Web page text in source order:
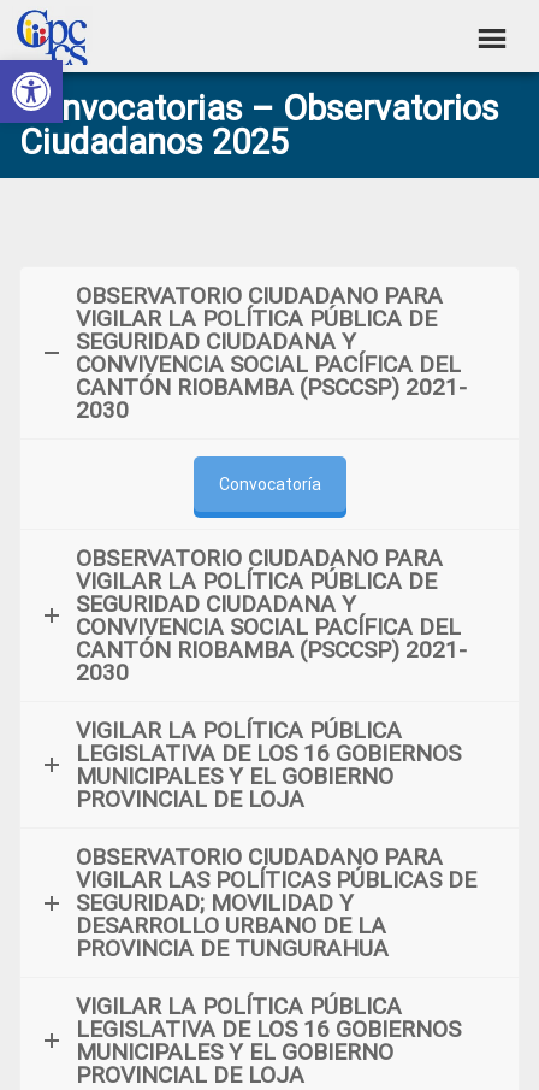
Abrir barra de herramientas
Skip
to
primary
navigation
Skip
to
main
content
Skip
to
primary
sidebar
Skip
to
footer
Consejo
de
Participación
Control
Social
Construyendo
Poder
Ciudadano
Convocatorias – Observatorios
Ciudadanos 2025
OBSERVATORIO CIUDADANO PARA
VIGILAR LA POLÍTICA PÚBLICA DE
SEGURIDAD CIUDADANA Y
CONVIVENCIA SOCIAL PACÍFICA DEL
CANTÓN RIOBAMBA (PSCCSP) 2021-
2030
Convocatoría
OBSERVATORIO CIUDADANO PARA
VIGILAR LA POLÍTICA PÚBLICA DE
SEGURIDAD CIUDADANA Y
CONVIVENCIA SOCIAL PACÍFICA DEL
CANTÓN RIOBAMBA (PSCCSP) 2021-
2030
VIGILAR LA POLÍTICA PÚBLICA
LEGISLATIVA DE LOS 16 GOBIERNOS
MUNICIPALES Y EL GOBIERNO
PROVINCIAL DE LOJA
OBSERVATORIO CIUDADANO PARA
VIGILAR LAS POLÍTICAS PÚBLICAS DE
SEGURIDAD; MOVILIDAD Y
DESARROLLO URBANO DE LA
PROVINCIA DE TUNGURAHUA
VIGILAR LA POLÍTICA PÚBLICA
LEGISLATIVA DE LOS 16 GOBIERNOS
MUNICIPALES Y EL GOBIERNO
PROVINCIAL DE LOJA